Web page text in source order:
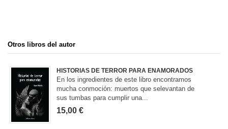
Otros libros del autor
HISTORIAS DE TERROR PARA ENAMORADOS
En los ingredientes de este libro encontramos
mucha conmoción: muertos que selevantan de
sus tumbas para cumplir una...
15,00 €